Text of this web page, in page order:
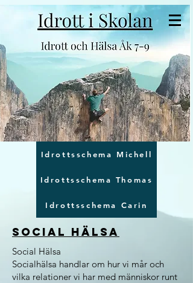
Idrottsschema Michell
Idrottsschema Thomas
Idrottsschema Carin
Social hälsa
Social Hälsa
Socialhälsa handlar om hur vi mår och
vilka relationer vi har med människor runt